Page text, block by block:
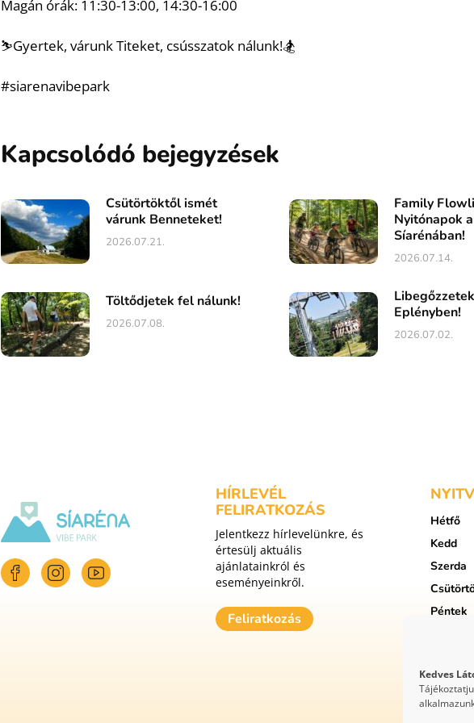
Kedves
Magán órák: 11:30-13:00, 14:30-16:00
⛷️Gyertek, várunk Titeket, csússzatok nálunk!🏂
#siarenavibepark
Kapcsolódó bejegyzések
Csütörtöktől ismét
várunk Benneteket!
2026.07.21.
Family
Nyitónapok a
Síarénában!
2026.07.14.
Töltődjetek fel nálunk!
2026.07.08.
Libegőzzetek
Eplényben!
2026.07.02.
HÍRLEVÉL
FELIRATKOZÁS
Jelentkezz hírlevelünkre, és
értesülj aktuális
ajánlatainkról és
eseményeinkről.
Feliratkozás
Hétfő
Kedd
Szerda
Péntek